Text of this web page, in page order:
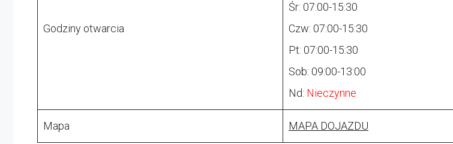
Godziny otwarcia
Śr: 07:00-15:30
Czw: 07:00-15:30
Pt: 07:00-15:30
Sob: 09:00-13:00
Nd: Nieczynne
Mapa MAPA DOJAZDU